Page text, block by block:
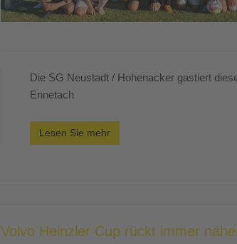
Die SG Neustadt / Hohenacker gastiert
Ennetach
Lesen Sie mehr
Volvo Heinzler Cup rückt immer